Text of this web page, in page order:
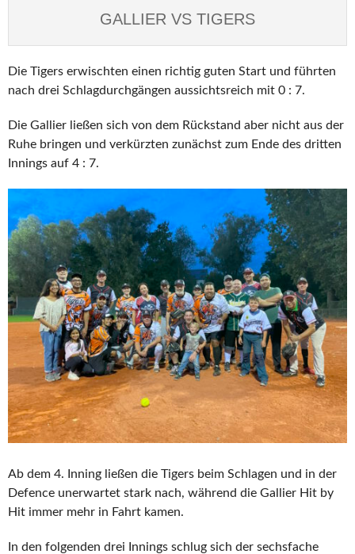
GALLIER VS TIGERS
Die Tigers erwischten einen richtig guten Start und führten
nach drei Schlagdurchgängen aussichtsreich mit 0 : 7.
Die Gallier ließen sich von dem Rückstand aber nicht aus der
Ruhe bringen und verkürzten zunächst zum Ende des dritten
Innings auf 4 : 7.
Ab dem 4. Inning ließen die Tigers beim Schlagen und in der
Defence unerwartet stark nach, während die Gallier Hit by
Hit immer mehr in Fahrt kamen.
In den folgenden drei Innings schlug sich der sechsfache